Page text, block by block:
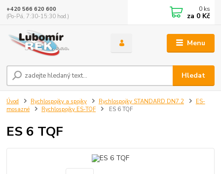
Menu
Hledat
+420 566 620 600
(Po-Pá, 7:30-15:30 hod.)
0 ks
za 0 Kč
Úvod Rychlospojky a spojky Rychlospojky STANDARD DN7.2
ES-
mosazné
Rychlospojky ES-TQF ES 6 TQF
ES 6 TQF